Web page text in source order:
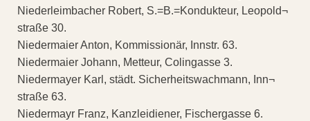
Niederleimbacher Robert, S.=B.=Kondukteur, Leopold¬
straße 30.
Niedermaier Anton, Kommissionär, Innstr. 63.
Niedermaier Johann, Metteur, Colingasse 3.
Niedermayer Karl, städt. Sicherheitswachmann, Inn¬
straße 63.
Niedermayr Franz, Kanzleidiener, Fischergasse 6.